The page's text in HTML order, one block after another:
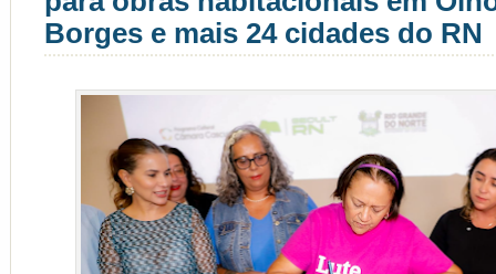
Borges e mais 24 cidades do RN